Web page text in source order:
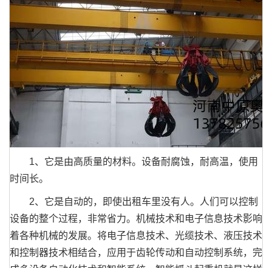
1、它是由高质量的材料。设备耐腐蚀，耐高温，使用
时间长。
2、它是自动的，即使出租车里没有人。人们可以控制
设备的整个过程，非常省力。机械技术和电子信息技术影响
着各种机械的发展。将电子信息技术、光缆技术、液压技术
和控制器技术相结合，应用于齿轮传动和自动控制系统，完